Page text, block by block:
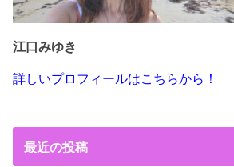
江口みゆき
詳しいプロフィールはこちらから！
最近の投稿